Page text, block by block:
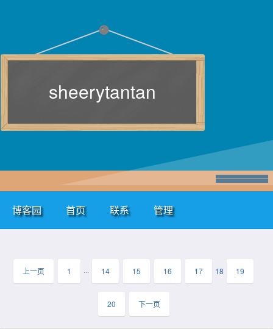
sheerytantan
博客园 首页 联系 管理
上一页 1 ··· 14 15 16 17 18 19
20 下一页